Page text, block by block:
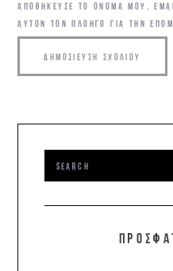
ΑΠΟΘΉΚΕΥΣΕ ΤΟ ΌΝΟΜΆ ΜΟΥ,
ΑΥΤΌΝ ΤΟΝ ΠΛΟΗΓΌ ΓΙΑ ΤΗΝ